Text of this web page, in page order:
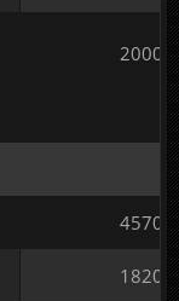
2000
4570
1820